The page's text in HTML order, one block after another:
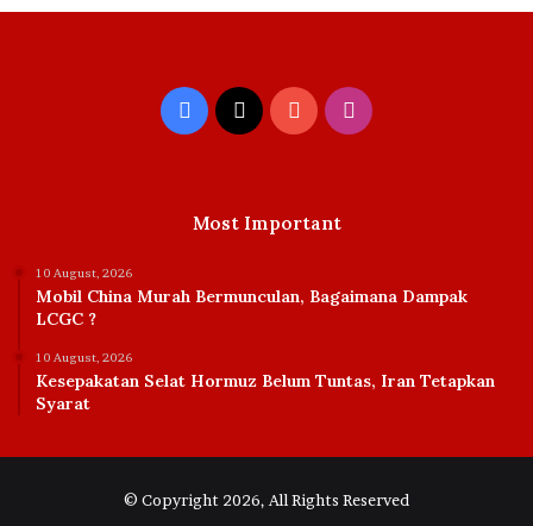
Facebook
X YouTubeInstagram
Most Important
10 August, 2026
Mobil China Murah Bermunculan, Bagaimana Dampak
LCGC ?
10 August, 2026
Kesepakatan Selat Hormuz Belum Tuntas, Iran Tetapkan
Syarat
© Copyright 2026, All Rights Reserved